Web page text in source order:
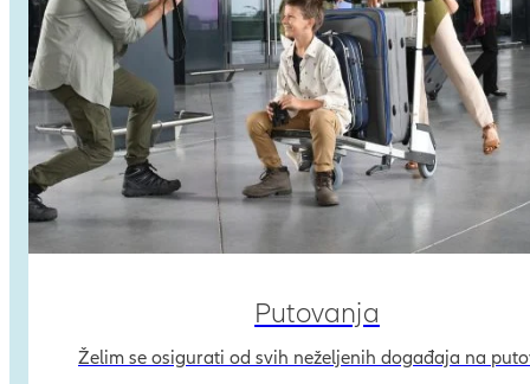
Putovanja
Želim se osigurati od svih neželjenih događaja na